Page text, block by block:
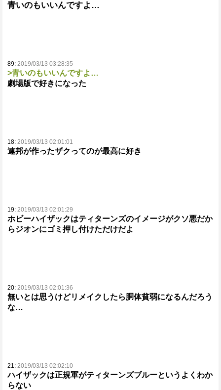
青いのもいいんですよ…
89: 2019/03/13 03:28:35
>青いのもいいんですよ…
劇場版で好きになった
18: 2019/03/13 02:01:01
連邦が作ったザクってのが最高に好き
19: 2019/03/13 02:01:29
ホビーハイザックはティターンズのイメージがクソ悪だか
らジオンにゴミ押し付けただけだよ
20: 2019/03/13 02:01:36
無いとは思うけどリメイクしたら胴体貧弱になるんだろう
な…
21: 2019/03/13 02:02:10
ハイザックは正規軍がティターンズブルーというよくわか
らない